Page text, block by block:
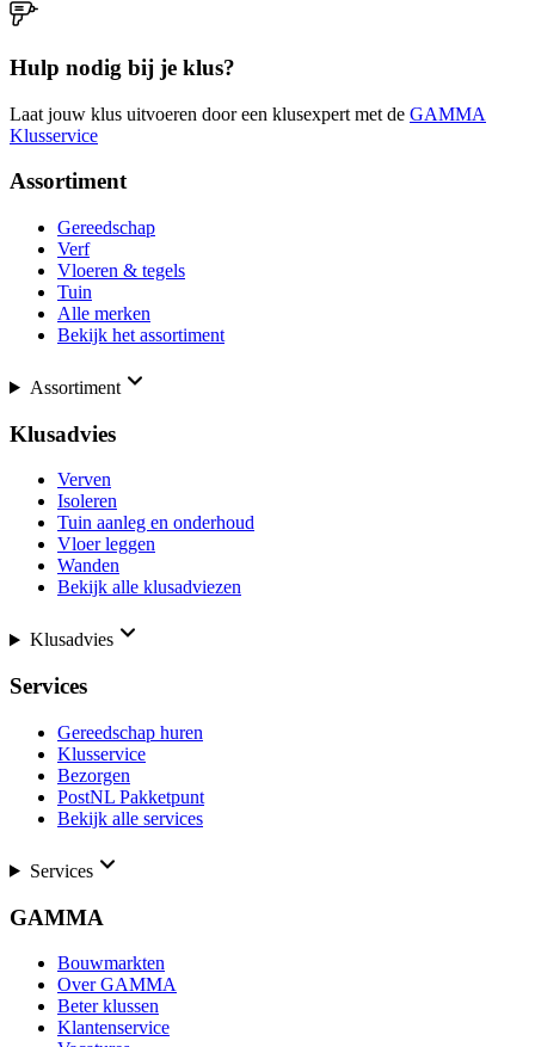
Hulp nodig bij je klus?
Laat jouw klus uitvoeren door een klusexpert met de GAMMA
Klusservice
Assortiment
Gereedschap
Verf
Vloeren & tegels
Tuin
Alle merken
Bekijk het assortiment
Assortiment
Klusadvies
Verven
Isoleren
Tuin aanleg en onderhoud
Vloer leggen
Wanden
Bekijk alle klusadviezen
Klusadvies
Services
Gereedschap huren
Klusservice
Bezorgen
PostNL Pakketpunt
Bekijk alle services
Services
GAMMA
Bouwmarkten
Over GAMMA
Beter klussen
Klantenservice